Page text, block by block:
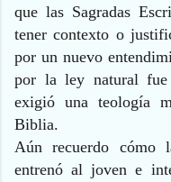
que las Sagradas
tener contexto o
por un nuevo
por la ley natural fue
exigió una teología
Biblia.
Aún recuerdo cómo
entrenó al joven e